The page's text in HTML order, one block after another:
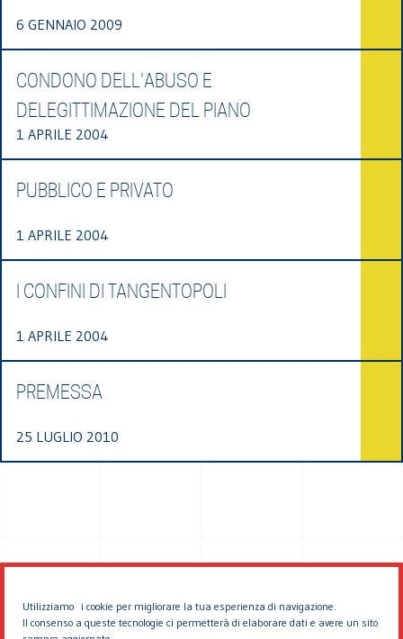
Utilizziamo i cookie per migliorare la tua esperienza di navigazione.
Il consenso a queste tecnologie ci permetterà di elaborare dati e avere un sito
6 GENNAIO 2009
CONDONO DELL'ABUSO E
DELEGITTIMAZIONE DEL PIANO
1 APRILE 2004
PUBBLICO E PRIVATO
1 APRILE 2004
I CONFINI DI TANGENTOPOLI
1 APRILE 2004
PREMESSA
25 LUGLIO 2010